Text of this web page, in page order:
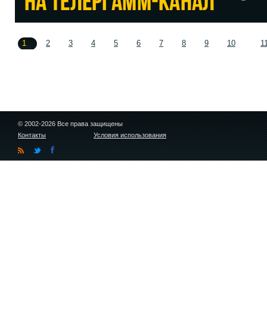
1 2 3 4 5 6 7 8 9 10
© 2002-2026 Все права защищены
Контакты
Условия использования